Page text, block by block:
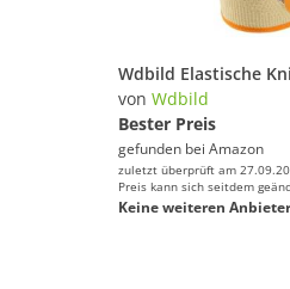
von Wdbild
Bester Preis
gefunden bei Amazon
zuletzt überprüft am
Preis kann sich seitdem
Keine weiteren Anbieter